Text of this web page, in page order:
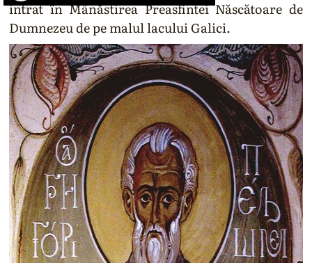
intrat în Mânăstirea Preasfintei Născătoare de
Dumnezeu de pe malul lacului Galici.